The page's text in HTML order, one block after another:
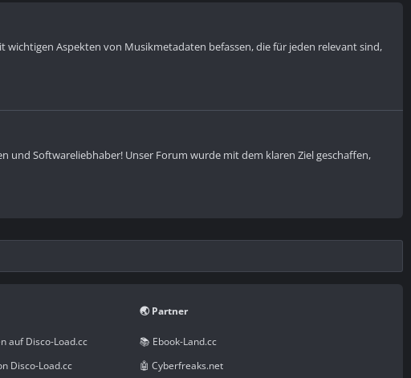
Aspekten von Musikmetadaten befassen, die für jeden relevant sind,
Softwareliebhaber! Unser Forum wurde mit dem klaren Ziel geschaffen,
auf Disco-Load.cc
Disco-Load.cc
🌏 Partner
📚 Ebook-Land.cc
🤖 Cyberfreaks.net